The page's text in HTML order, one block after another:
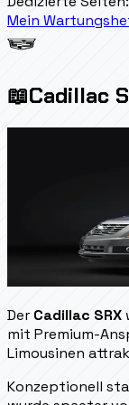
Mein
📖Cadillac
Der Cadillac SRX
mit Premium-
Limousinen
Konzeptionell